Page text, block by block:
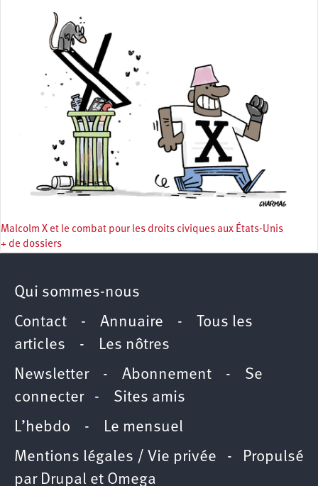
Malcolm X et le combat pour les droits civiques aux États-Unis
+ de dossiers
Qui sommes-nous
Contact - Annuaire -
Tous les
articles - Les nôtres
Newsletter- Abonnement - Se
connecter- Sites amis
L’hebdo - Le mensuel
Mentions légales / Vie privée - Propulsé
par Drupal et Omega